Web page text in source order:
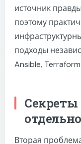
источник
поэтому
подходы
Ansible,
отдельно
Вторая